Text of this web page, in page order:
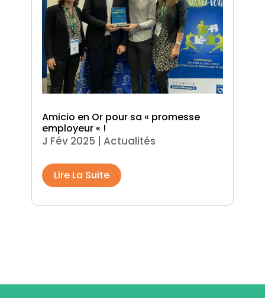
Amicio en Or pour sa « promesse
employeur « !
J Fév 2025 | Actualités
Lire La Suite